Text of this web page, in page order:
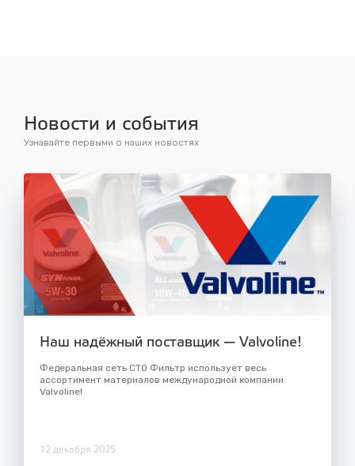
Новости и события
Узнавайте первыми о наших новостях
Наш надёжный поставщик — Valvoline!
Федеральная сеть СТО Фильтр использует весь
ассортимент материалов международной компании
Valvoline!
12 декабря 2025